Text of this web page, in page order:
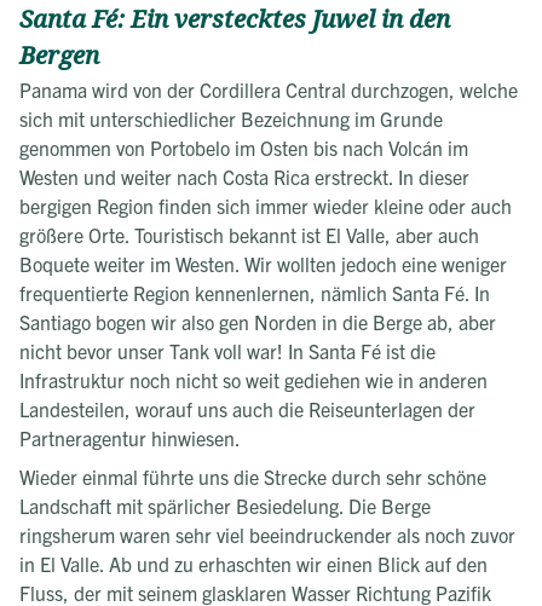
Santa Fé: Ein verstecktes Juwel in den
Bergen
Panama wird von der Cordillera Central durchzogen, welche
sich mit unterschiedlicher Bezeichnung im Grunde
genommen von Portobelo im Osten bis nach Volcán im
Westen und weiter nach Costa Rica erstreckt. In dieser
bergigen Region finden sich immer wieder kleine oder auch
größere Orte. Touristisch bekannt ist El Valle, aber auch
Boquete weiter im Westen. Wir wollten jedoch eine weniger
frequentierte Region kennenlernen, nämlich Santa Fé. In
Santiago bogen wir also gen Norden in die Berge ab, aber
nicht bevor unser Tank voll war! In Santa Fé ist die
Infrastruktur noch nicht so weit gediehen wie in anderen
Landesteilen, worauf uns auch die Reiseunterlagen der
Partneragentur hinwiesen.
Wieder einmal führte uns die Strecke durch sehr schöne
Landschaft mit spärlicher Besiedelung. Die Berge
ringsherum waren sehr viel beeindruckender als noch zuvor
in El Valle. Ab und zu erhaschten wir einen Blick auf den
Fluss, der mit seinem glasklaren Wasser Richtung Pazifik